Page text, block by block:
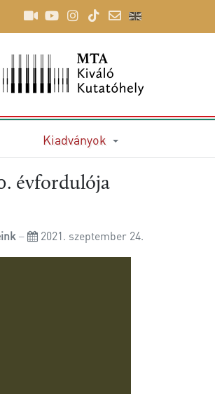
Kiadványok
évfordulója
2021. szeptember 24.